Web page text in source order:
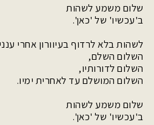
שלום משמע לשהות
ב'עכשיו' של 'כאן'.
לשהות בלא לרדוף בעיוורון אחרי
השלום השלם,
השלום לדורותיו,
השלום המושלם עד לאחרית ימיו.
שלום משמע לשהות
ב'עכשיו' של 'כאן'.